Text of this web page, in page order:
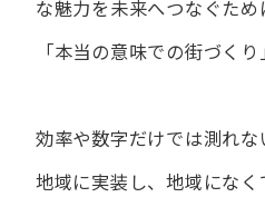
な魅力を未来へつなぐため
「本当の意味での街づくり
効率や数字だけでは測れ
地域に実装し、地域になく